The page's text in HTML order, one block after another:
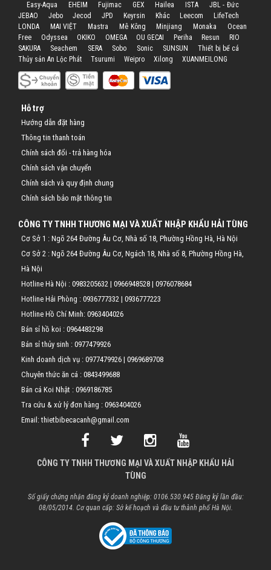
Easy-Aqua
EHEIM Fujimac GEX Hailea ISTA
JBL - Đức
JEBAO
Jebo Jecod JPD Keyrsin Khác Leecom
LifeTech
LONDA
MAI VIỆT Mastra Mê Kông Minjiang Monaka
Ocean
Free
Odyssea OKIKO OMEGA OU GECAI Periha Resun
RIO
SAKURA
Seachem SERA Sobo Sonic SUNSUN
Thiết bị bể cá
Thủy sản An Lộc Phát
Tsurumi Weipro Xilong XUANMEILONG
Hỗ trợ
Hướng dẫn đặt hàng
Thông tin thanh toán
Chính sách đổi - trả hàng hóa
Chính sách vận chuyển
Chính sách và quy định chung
Chính sách bảo mật thông tin
CÔNG TY TNHH THƯƠNG MẠI VÀ XUẤT NHẬP KHẨU HẢI TÙNG
Cơ Sở 1 : Ngõ 264 Đường Âu Cơ, Nhà số 18, Phường Hồng Hà, Hà Nội
Cơ Sở 2 : Ngõ 264 Đường Âu Cơ, Ngách 18, Nhà số 8, Phường Hồng Hà,
Hà Nội
Hotline Hà Nội : 0983205632 | 0966948528 | 0976078684
Hotline Hải Phòng : 0936777332 | 0936777223
Hotline Hồ Chí Minh: 0963404026
Bán sỉ hồ koi : 0964483298
Bán sỉ thủy sinh : 0977479926
Kinh doanh dịch vụ : 0977479926 | 0969689708
Chuyên thức ăn cá : 0843499688
Bán cá Koi Nhật : 0969186785
Tra cứu & xử lý đơn hàng : 0963404026
Email: thietbibecacanh@gmail.com
CÔNG TY TNHH THƯƠNG MẠI VÀ XUẤT NHẬP KHẨU HẢI
TÙNG
Số giấy chứng nhận đăng ký doanh nghiệp: 0106.530.945 Đăng ký lần đầu:
08/05/2014. Cơ quan cấp: Sở kế hoạch và đầu tư thành phố Hà Nội.